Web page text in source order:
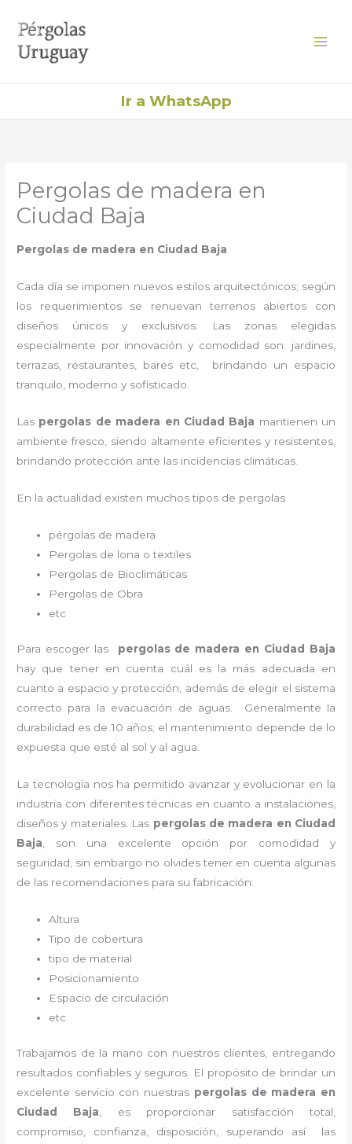
contenido
Ir a WhatsApp
Pergolas de madera en
Ciudad Baja
Pergolas de madera en Ciudad Baja
Cada día se imponen nuevos estilos arquitectónicos; según
los requerimientos se renuevan terrenos abiertos con
diseños únicos y exclusivos. Las zonas elegidas
especialmente por innovación y comodidad son: jardines,
terrazas, restaurantes, bares etc, brindando un espacio
tranquilo, moderno y sofisticado.
Las pergolas de madera en Ciudad Baja mantienen un
ambiente fresco, siendo altamente eficientes y resistentes,
brindando protección ante las incidencias climáticas.
En la actualidad existen muchos tipos de pergolas
pérgolas de madera
Pergolas de lona o textiles
Pergolas de Bioclimáticas
Pergolas de Obra
etc
Para escoger las pergolas de madera en Ciudad Baja
hay que tener en cuenta cuál es la más adecuada en
cuanto a espacio y protección, además de elegir el sistema
correcto para la evacuación de aguas. Generalmente la
durabilidad es de 10 años; el mantenimiento depende de lo
expuesta que esté al sol y al agua.
La tecnología nos ha permitido avanzar y evolucionar en la
industria con diferentes técnicas en cuanto a instalaciones,
diseños y materiales. Las pergolas de madera en Ciudad
Baja , son una excelente opción por comodidad y
seguridad, sin embargo no olvides tener en cuenta algunas
de las recomendaciones para su fabricación:
Altura
Tipo de cobertura
tipo de material
Posicionamiento
Espacio de circulación
etc
Trabajamos de la mano con nuestros clientes, entregando
resultados confiables y seguros. El propósito de brindar un
excelente servicio con nuestras pergolas de madera en
Ciudad Baja, es proporcionar satisfacción total,
compromiso, confianza, disposición, superando así las